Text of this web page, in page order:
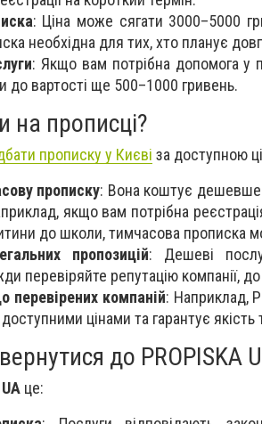
: Ціна може сягати 3000–5000
необхідна для тих, хто планує
: Якщо вам потрібна допомога у
до вартості ще 500–1000 гривень.
на прописці?
прописку у Києві за доступною
прописку: Вона коштує дешевше
якщо вам потрібна
до школи, тимчасова прописка
пропозицій: Дешеві
перевіряйте репутацію компанії,
перевірених компаній: Наприклад,
доступними цінами та гарантує якість
до PROPISKA
це: